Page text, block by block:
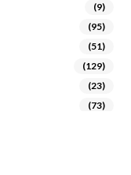
(9)
(95)
(51)
(129)
(23)
(73)